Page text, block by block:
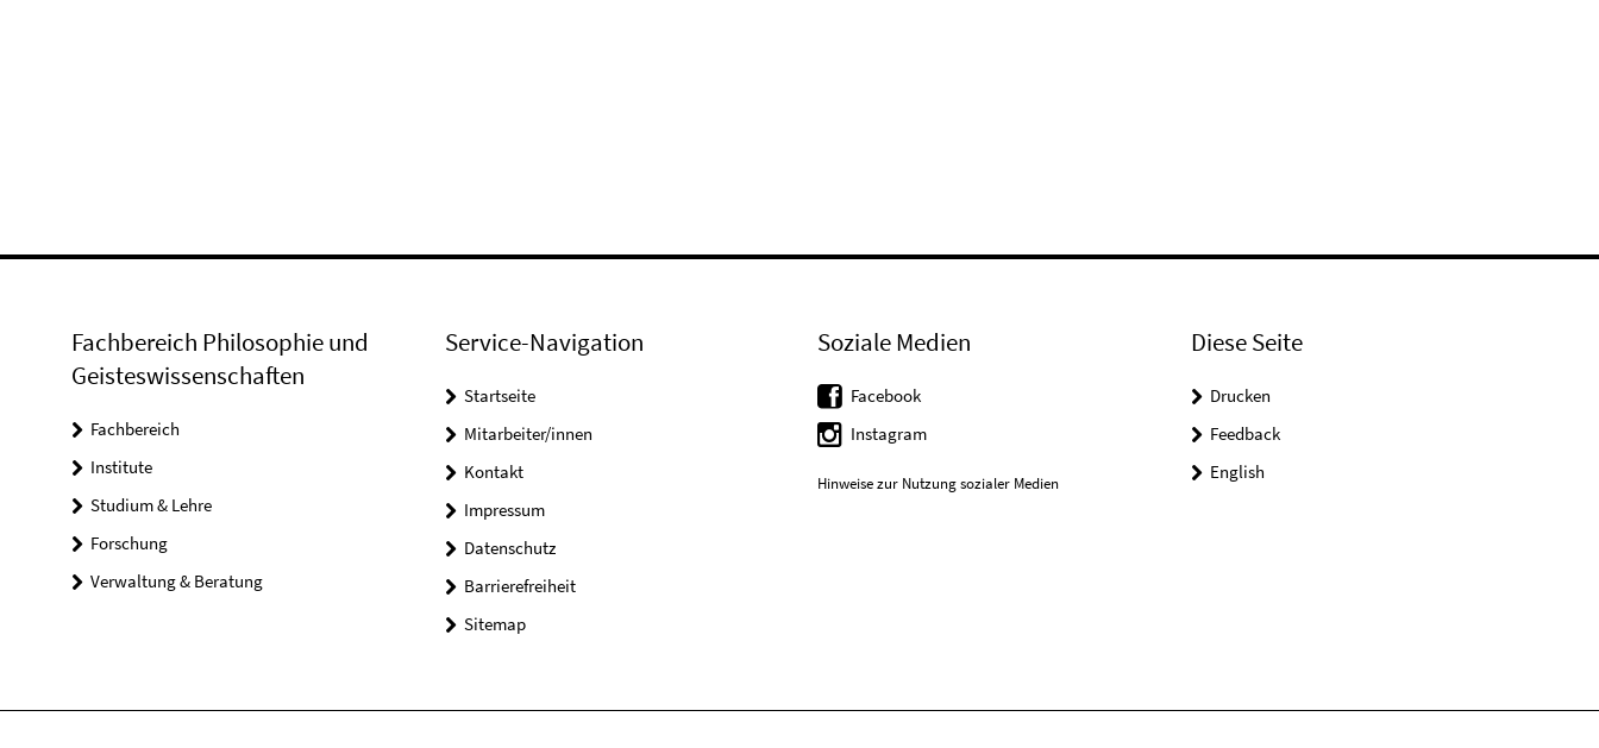
Fachbereich Philosophie und
Geisteswissenschaften
Fachbereich
Institute
Studium & Lehre
Forschung
Verwaltung & Beratung
Service-Navigation
Startseite
Mitarbeiter/innen
Kontakt
Impressum
Datenschutz
Barrierefreiheit
Sitemap
Soziale Medien
Facebook
Instagram
Hinweise zur Nutzung sozialer Medien
Diese Seite
Drucken
Feedback
English